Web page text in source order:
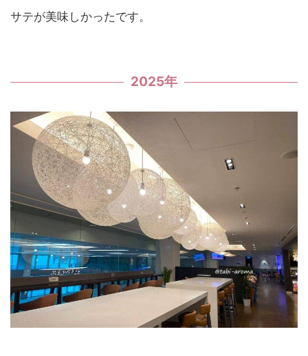
サテが美味しかったです。
2025年